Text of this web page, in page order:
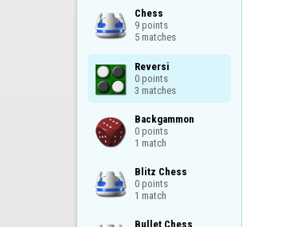
Chess
9 points
5 matches
Reversi
0 points
3 matches
Backgammon
0 points
1 match
Blitz Chess
0 points
1 match
Bullet Chess